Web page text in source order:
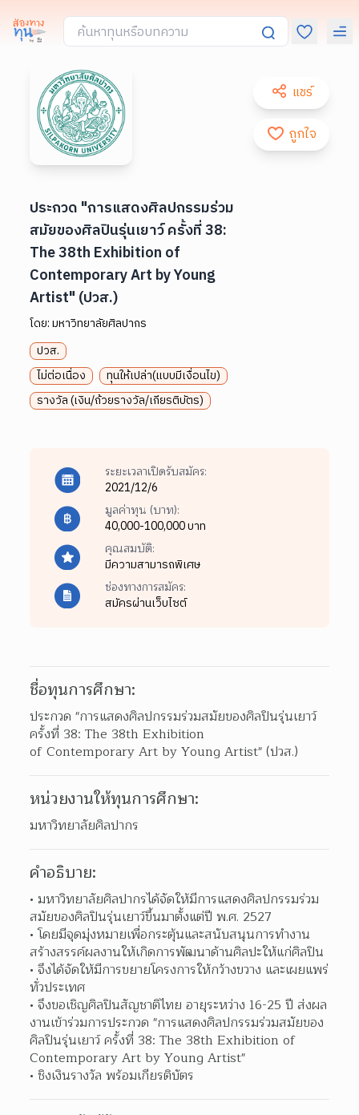
แชร์
ถูกใจ
ประกวด "การแสดงศิลปกรรมร่วม
สมัยของศิลปินรุ่นเยาว์ ครั้งที่ 38:
The 38th Exhibition of
Contemporary Art by Young
Artist" (ปวส.)
โดย:มหาวิทยาลัยศิลปากร
ปวส.
ไม่ต่อเนื่อง
ทุนให้เปล่า(แบบมีเงื่อนไข)
รางวัล (เงิน/ถ้วยรางวัล/เกียรติบัตร)
ระยะเวลาเปิดรับสมัคร:
2021/12/6
มูลค่าทุน (บาท):
40,000-100,000 บาท
คุณสมบัติ:
มีความสามารถพิเศษ
ช่องทางการสมัคร:
สมัครผ่านเว็บไซต์
ชื่อทุนการศึกษา:
ประกวด "การแสดงศิลปกรรมร่วมสมัยของศิลปินรุ่นเยาว์
ครั้งที่ 38: The 38th Exhibition
of Contemporary Art by Young Artist" (ปวส.)
หน่วยงานให้ทุนการศึกษา:
มหาวิทยาลัยศิลปากร
คำอธิบาย:
มหาวิทยาลัยศิลปากรได้จัดให้มีการแสดงศิลปกรรมร่วม
สมัยของศิลปินรุ่นเยาว์ขึ้นมาตั้งแต่ปี พ.ศ. 2527
โดยมีจุดมุ่งหมายเพื่อกระตุ้นและสนับสนุนการทำงาน
สร้างสรรค์ผลงานให้เกิดการพัฒนาด้านศิลปะให้แก่ศิลปิน
จึงได้จัดให้มีการขยายโครงการให้กว้างขวาง และเผยแพร่
ทั่วประเทศ
จึงขอเชิญศิลปินสัญชาติไทย อายุระหว่าง 16-25 ปี ส่งผล
งานเข้าร่วมการประกวด "การแสดงศิลปกรรมร่วมสมัยของ
ศิลปินรุ่นเยาว์ ครั้งที่ 38: The 38th Exhibition of
Contemporary Art by Young Artist"
ชิงเงินรางวัล พร้อมเกียรติบัตร